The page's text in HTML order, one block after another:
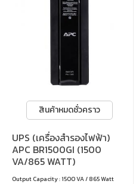
สินค้าหมดชั่วคราว
UPS (เครื่องสำรองไฟฟ้า)
APC BR1500GI (1500
VA/865 WATT)
Output Capacity : 1500 VA / 865 Watt